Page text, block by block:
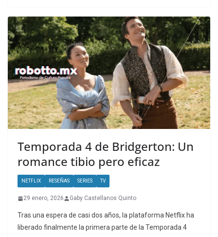
Temporada 4 de Bridgerton: Un
romance tibio pero eficaz
NETFLIX RESEÑAS SERIES TV
29 enero, 2026 Gaby Castellanos Quinto
Tras una espera de casi dos años, la plataforma Netflix ha
liberado finalmente la primera parte de la Temporada 4